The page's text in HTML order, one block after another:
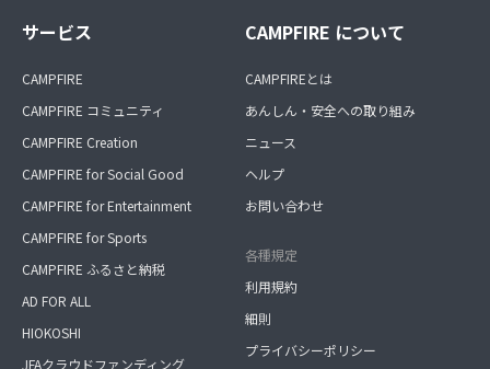
サービス
CAMPFIRE
CAMPFIRE コミュニティ
CAMPFIRE Creation
CAMPFIRE for Social Good
CAMPFIRE for Entertainment
CAMPFIRE for Sports
CAMPFIRE ふるさと納税
AD FOR ALL
HIOKOSHI
JFAクラウドファンディング
CAMPFIRE について
CAMPFIREとは
あんしん・安全への取り組み
ニュース
ヘルプ
お問い合わせ
各種規定
利用規約
細則
プライバシーポリシー